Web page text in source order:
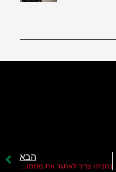
הבא